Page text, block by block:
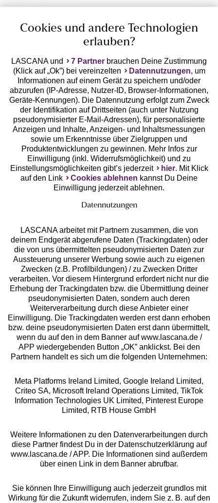
Geprüfte Sicherheit
Unsere Apps
Services
Beratung
Über uns
Rechtliches
Alle Preise inkl. MwSt., zzgl.
Versandkosten
** Bonität vorausgesetzt, berechtigt zur Bonitätsprüfung
Cookies und andere Technologien
erlauben?
LASCANA und 7 Partner brauchen Deine Zustimmung
(Klick auf „Ok”) bei vereinzelten
Datennutzungen, um
Informationen auf einem Gerät zu speichern und/oder
abzurufen (IP-Adresse, Nutzer-ID, Browser-Informationen,
Geräte-Kennungen). Die Datennutzung erfolgt zum Zweck
der Identifikation auf Drittseiten (auch unter Nutzung
pseudonymisierter E-Mail-Adressen), für personalisierte
Anzeigen und Inhalte, Anzeigen- und Inhaltsmessungen
sowie um Erkenntnisse über Zielgruppen und
Produktentwicklungen zu gewinnen. Mehr Infos zur
Einwilligung (inkl. Widerrufsmöglichkeit) und zu
Einstellungsmöglichkeiten gibt’s jederzeit
hier. Mit Klick
auf den Link
Cookies ablehnen kannst Du Deine
Einwilligung jederzeit ablehnen.
Datennutzungen
LASCANA arbeitet mit Partnern zusammen, die von
deinem Endgerät abgerufene Daten (Trackingdaten) oder
die von uns übermittelten pseudonymisierten Daten zur
Aussteuerung unserer Werbung sowie auch zu eigenen
Zwecken (z.B. Profilbildungen) / zu Zwecken Dritter
verarbeiten. Vor diesem Hintergrund erfordert nicht nur die
Erhebung der Trackingdaten bzw. die Übermittlung deiner
pseudonymisierten Daten, sondern auch deren
Weiterverarbeitung durch diese Anbieter einer
Einwilligung. Die Trackingdaten werden erst dann erhoben
bzw. deine pseudonymisierten Daten erst dann übermittelt,
wenn du auf den in dem Banner auf www.lascana.de /
APP wiedergebenden Button „OK” anklickst. Bei den
Partnern handelt es sich um die folgenden Unternehmen:
Meta Platforms Ireland Limited, Google Ireland Limited,
Criteo SA, Microsoft Ireland Operations Limited, TikTok
Information Technologies UK Limited, Pinterest Europe
Limited, RTB House GmbH
Weitere Informationen zu den Datenverarbeitungen durch
diese Partner findest Du in der Datenschutzerklärung auf
www.lascana.de / APP. Die Informationen sind außerdem
über einen Link in dem Banner abrufbar.
Sie können Ihre Einwilligung auch jederzeit grundlos mit
Wirkung für die Zukunft widerrufen, indem Sie z. B. auf den